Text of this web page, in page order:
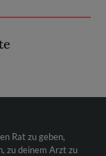
Rat zu geben,
zu deinem Arzt zu